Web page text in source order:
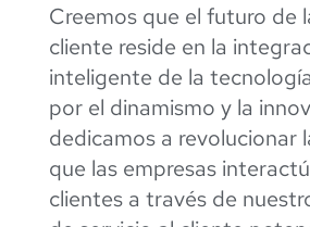
Creemos que el futuro de
cliente reside en la
inteligente de la
por el dinamismo y la
dedicamos a revolucionar
que las empresas
clientes a través de